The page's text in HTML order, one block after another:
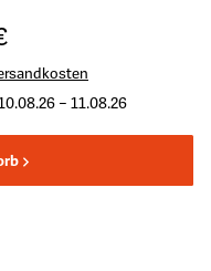
– 11.08.26